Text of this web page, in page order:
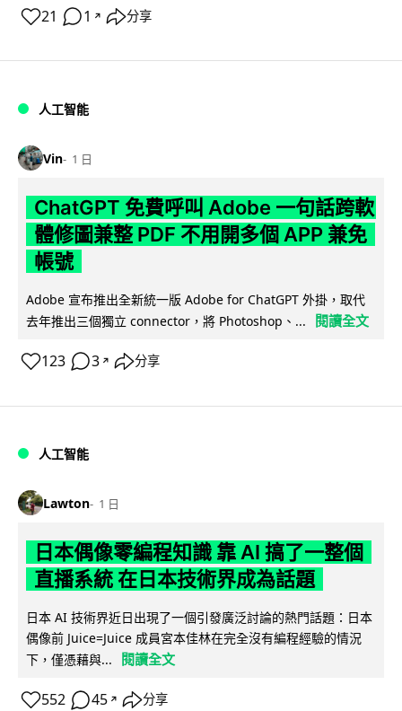
21 1 ↗ 分享
人工智能
Vin 1 日
ChatGPT 免費呼叫 Adobe 一句話跨軟
體修圖兼整 PDF 不用開多個 APP 兼免
帳號
Adobe 宣布推出全新統一版 Adobe for ChatGPT 外掛，取代
去年推出三個獨立 connector，將 Photoshop、...
閱讀全文
123 3 ↗ 分享
人工智能
Lawton 1 日
日本偶像零編程知識 靠 AI 搞了一整個
直播系統 在日本技術界成為話題
日本 AI 技術界近日出現了一個引發廣泛討論的熱門話題：日本
偶像前 Juice=Juice 成員宮本佳林在完全沒有編程經驗的情況
下，僅憑藉與...
閱讀全文
552 45 ↗ 分享